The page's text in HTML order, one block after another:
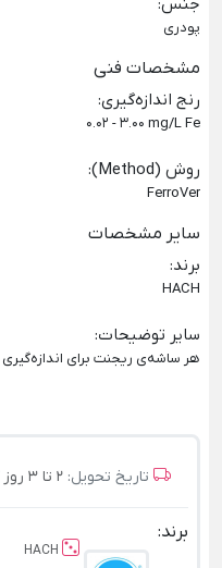
پودری
مشخصات فنی
رنج اندازه‌گیری:
0.02 - 3.00 mg/L Fe
روش (Method) :
FerroVer
سایر مشخصات
برند:
HACH
سایر توضیحات:
هر ساشه‌ی ریجنت برای اندازه‌گیری 10 میلی‌لیتر نمونه می‌باشد.
تاریخ تحویل: 2 تا 3 روز کاری
برند:
HACH